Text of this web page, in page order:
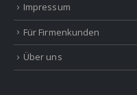
Impressum
Für Firmenkunden
Über uns